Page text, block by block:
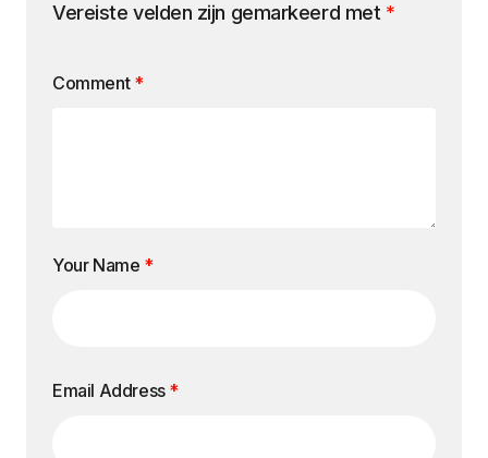
Vereiste velden zijn gemarkeerd met *
Comment *
Your Name *
Email Address *